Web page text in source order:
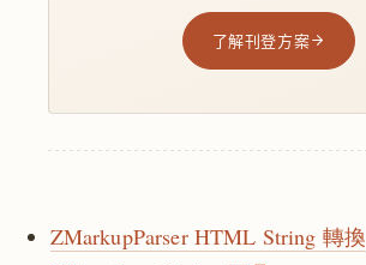
了解刊登方案
ZMarkupParser HTML String 轉換